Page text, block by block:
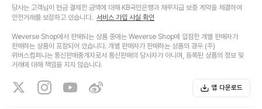
당사는 고객님이 현금 결제한 금액에 대해 KB국민은행과 채무지급 보증 계약을 체결하여
안전거래를 보장하고 있습니다. 서비스 가입 사실 확인
Weverse Shop에서 판매되는 상품 중에는 Weverse Shop에 입점한 개별 판매자가
판매하는 상품이 포함되어 있습니다. 개별 판매자가 판매하는 상품의 경우 (주)
위버스컴퍼니는 통신판매중개자로서 통신판매의 당사자가 아니며, 등록된 상품의 정보 및
거래에 대해 책임을 지지 않습니다.
앱 다운로드